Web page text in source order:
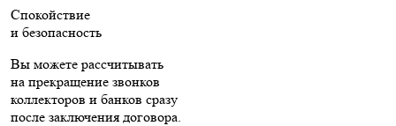
Спокойствие
и безопасность
Вы можете рассчитывать
на прекращение звонков
коллекторов и банков сразу
после заключения договора.